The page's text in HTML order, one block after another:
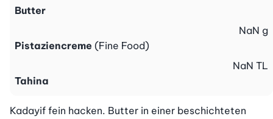
Butter
Pistaziencreme (Fine Food)
NaN g
Tahina
NaN TL
Kadayif fein hacken. Butter in einer beschichteten